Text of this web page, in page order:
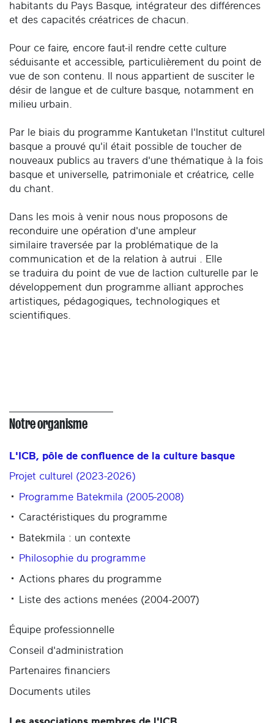
habitants du Pays Basque, intégrateur des différences
et des capacités créatrices de chacun.
Pour ce faire, encore faut-il rendre cette culture
séduisante et accessible, particulièrement du point de
vue de son contenu. Il nous appartient de susciter le
désir de langue et de culture basque, notamment en
milieu urbain.
Par le biais du programme Kantuketan l'Institut culturel
basque a prouvé qu'il était possible de toucher de
nouveaux publics au travers d'une thématique à la fois
basque et universelle, patrimoniale et créatrice, celle
du chant.
Dans les mois à venir nous nous proposons de
reconduire une opération d'une ampleur
similaire traversée par la problématique de la
communication et de la relation à autrui . Elle
se traduira du point de vue de laction culturelle par le
développement dun programme alliant approches
artistiques, pédagogiques, technologiques et
scientifiques.
Notre organisme
L'ICB, pôle de confluence de la culture basque
Projet culturel (2023-2026)
Programme Batekmila (2005-2008)
Caractéristiques du programme
Batekmila : un contexte
Philosophie du programme
Actions phares du programme
Liste des actions menées (2004-2007)
Équipe professionnelle
Conseil d'administration
Partenaires financiers
Documents utiles